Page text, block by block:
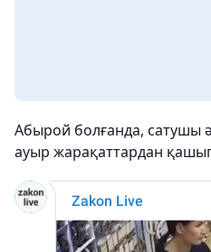
Абырой болғанда, сатушы
ауыр жарақаттардан